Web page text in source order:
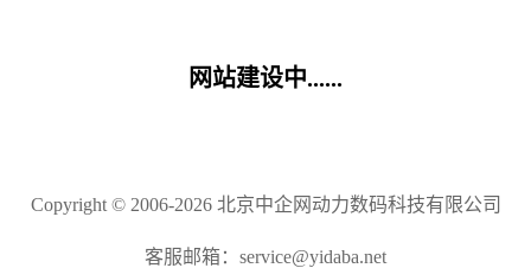
网站建设中......
Copyright © 2006-2026 北京中企网动力数码科技有限公司
客服邮箱：service@yidaba.net